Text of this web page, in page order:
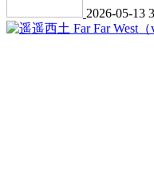
2026-05-13